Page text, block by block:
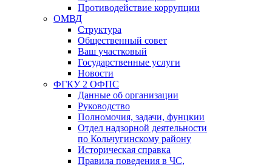
Противодействие коррупции
ОМВД
Структура
Общественный совет
Ваш участковый
Государственные услуги
Новости
ФГКУ 2 ОФПС
Данные об организации
Руководство
Полномочия, задачи, фунцкии
Отдел надзорной деятельности
по Кольчугинскому району
Историческая справка
Правила поведения в ЧС,